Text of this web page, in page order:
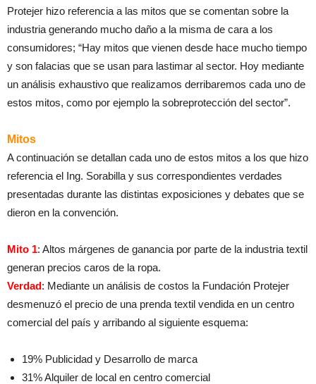
Protejer hizo referencia a las mitos que se comentan sobre la
industria generando mucho daño a la misma de cara a los
consumidores; “Hay mitos que vienen desde hace mucho tiempo
y son falacias que se usan para lastimar al sector. Hoy mediante
un análisis exhaustivo que realizamos derribaremos cada uno de
estos mitos, como por ejemplo la sobreprotección del sector”.
Mitos
A continuación se detallan cada uno de estos mitos a los que hizo
referencia el Ing. Sorabilla y sus correspondientes verdades
presentadas durante las distintas exposiciones y debates que se
dieron en la convención.
Mito 1: Altos márgenes de ganancia por parte de la industria textil
generan precios caros de la ropa.
Verdad: Mediante un análisis de costos la Fundación Protejer
desmenuzó el precio de una prenda textil vendida en un centro
comercial del país y arribando al siguiente esquema:
19% Publicidad y Desarrollo de marca
31% Alquiler de local en centro comercial